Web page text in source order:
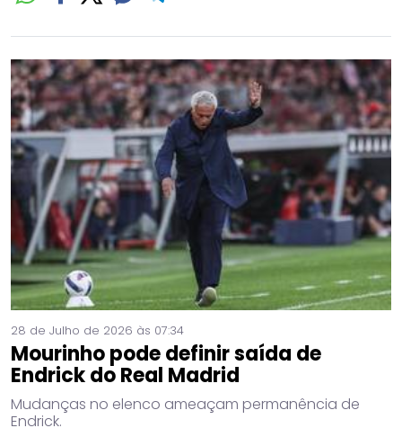
28 de Julho de 2026 às 07:34
Mourinho pode definir saída de
Endrick do Real Madrid
Mudanças no elenco ameaçam permanência de
Endrick.